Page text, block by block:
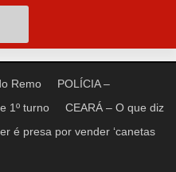
Remo
POLÍCIA –
1º turno
CEARÁ – O que diz
é presa por vender ‘canetas